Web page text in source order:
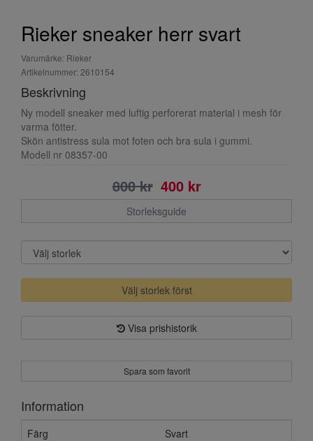
Rieker sneaker herr svart
Varumärke: Rieker
Artikelnummer: 2610154
Beskrivning
Ny modell sneaker med luftig perforerat material i mesh för
varma fötter.
Skön antistress sula mot foten och bra sula i gummi.
Modell nr 08357-00
800 kr 400 kr
Storleksguide
Välj storlek först
Visa prishistorik
Spara som favorit
Information
Färg
Svart